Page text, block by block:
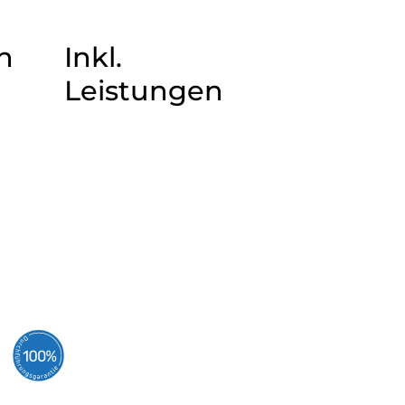
Inkl.
Leistungen